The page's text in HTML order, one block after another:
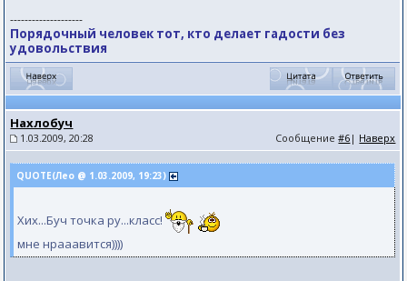
--------------------
Порядочный человек тот, кто делает гадости без
удовольствия
Нахлобуч
1.03.2009, 20:28 Сообщение#6 | Наверх
QUOTE(Лео @ 1.03.2009, 19:23)
Хих...Буч точка ру...класс!
мне нрааавится))))